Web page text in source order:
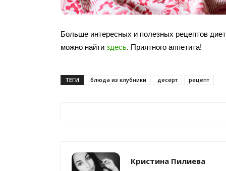
Больше интересных и полезных рецептов
можно найти здесь. Приятного аппетита!
ТЕГИ блюда из клубники десерт рецепт
Кристина Пилиева